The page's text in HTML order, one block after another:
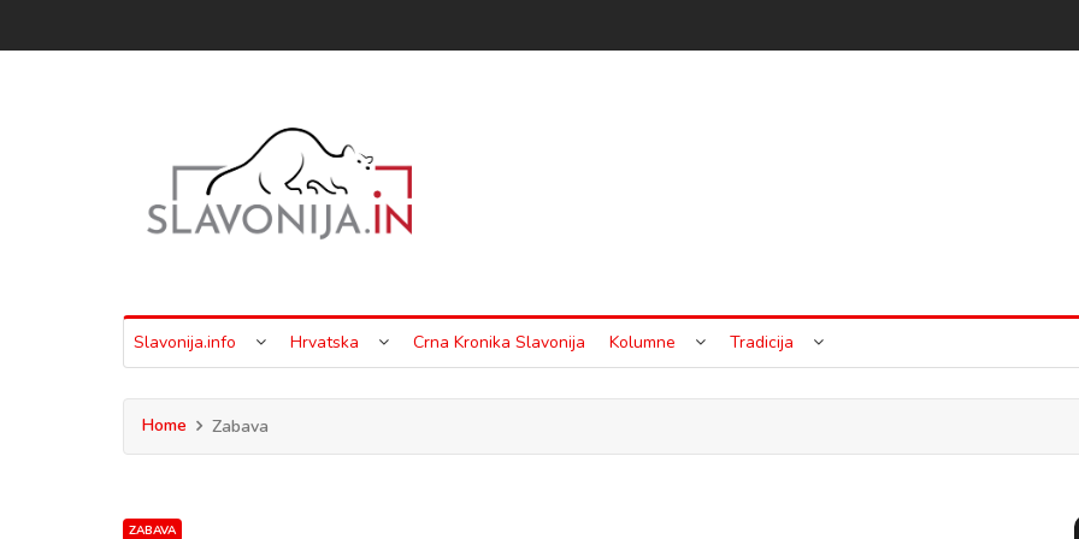
Slavonija.info Hrvatska Crna Kronika Slavonija Kolumne Tradicija
Home Zabava
ZABAVA